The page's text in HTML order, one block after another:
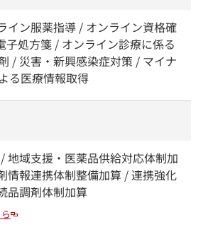
イン服薬指導 / オンライン資格確
子処方箋 / オンライン診療に係る
/ 災害・新興感染症対策 / マイナ
る医療情報取得
地域支援・医薬品供給対応体制加
情報連携体制整備加算 / 連携強化
品調剤体制加算